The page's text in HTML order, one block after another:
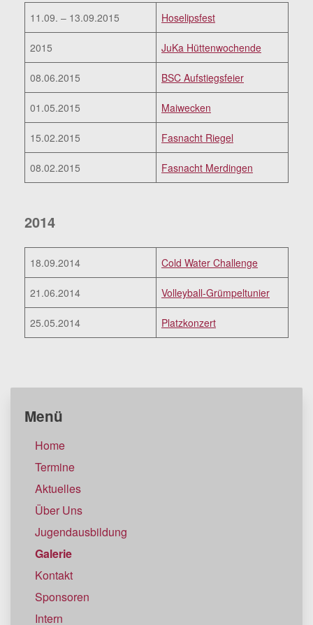
11.09. – 13.09.2015 Hoselipsfest
2015 JuKa Hüttenwochende
08.06.2015 BSC Aufstiegsfeier
01.05.2015 Maiwecken
15.02.2015 Fasnacht Riegel
08.02.2015 Fasnacht Merdingen
2014
18.09.2014 Cold Water Challenge
21.06.2014 Volleyball-Grümpeltunier
25.05.2014 Platzkonzert
Menü
Home
Termine
Aktuelles
Über Uns
Jugendausbildung
Galerie
Kontakt
Sponsoren
Intern